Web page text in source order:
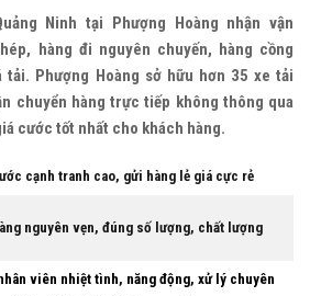
Ninh tại Phượng Hoàng nhận vận
hàng đi nguyên chuyến, hàng cồng
tải. Phượng Hoàng sở hữu hơn 35 xe tải
chuyển hàng trực tiếp không thông qua
cước tốt nhất cho khách hàng.
cạnh tranh cao, gửi hàng lẻ giá cực rẻ
nguyên vẹn, đúng số lượng, chất lượng
viên nhiệt tình, năng động, xử lý chuyên